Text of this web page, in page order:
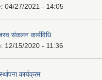
04/27/2021 - 14:05
संकलन कार्यविधि
12/15/2020 - 11:36
कार्यक्रम